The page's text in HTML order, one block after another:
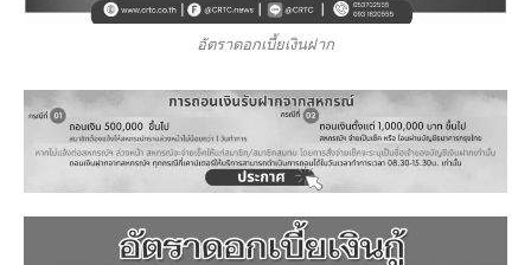
อัตราดอกเบี้ยเงินฝาก